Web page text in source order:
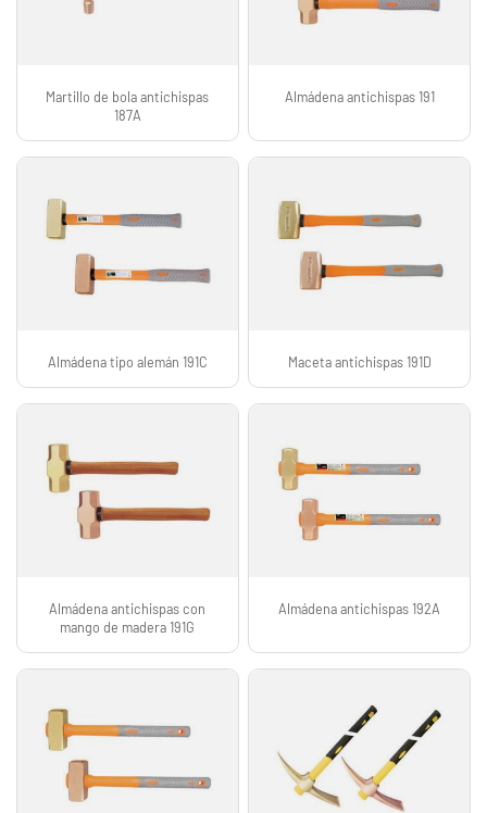
Martillo de bola antichispas
187A
Almádena antichispas 191
Almádena tipo alemán 191C Maceta antichispas 191D
Almádena antichispas con
mango de madera 191G
Almádena antichispas 192A